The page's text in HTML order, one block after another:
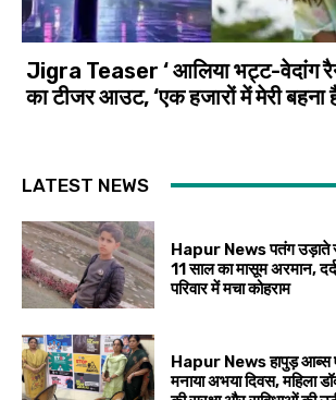
Jigra Teaser ‘ आलिया भट्ट-वेदांग
का टीजर आउट, ‘एक हजारों में मेरी बहना
LATEST NEWS
Hapur News पतंग उड़ाते
11 साल का मासूम अरमान,
परिवार में मचा कोहराम
Hapur News हापुड़ आब्स
मनाया अभया दिवस, महिला